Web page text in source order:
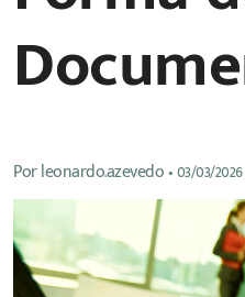
Porleonardo.azevedo•03/03/2026